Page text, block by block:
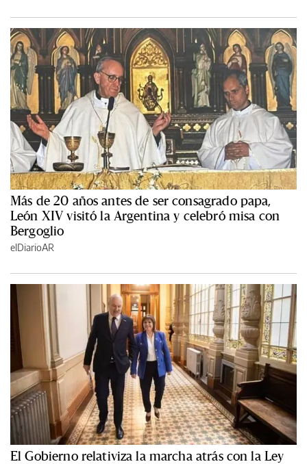
Más de 20 años antes de ser consagrado papa,
León XIV visitó la Argentina y celebró misa con
Bergoglio
elDiarioAR
El Gobierno relativiza la marcha atrás con la Ley